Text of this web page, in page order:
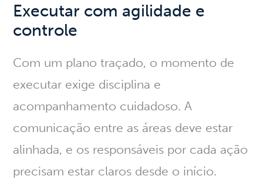
Executar com agilidade e
controle
Com um plano traçado, o momento de
executar exige disciplina e
acompanhamento cuidadoso. A
comunicação entre as áreas deve estar
alinhada, e os responsáveis por cada ação
precisam estar claros desde o início.